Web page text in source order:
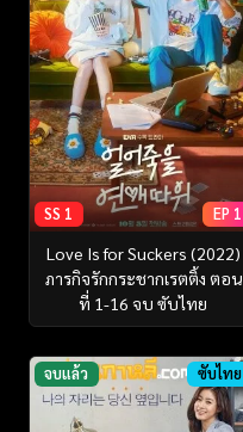
SS 1 EP 1
Love Is for Suckers (2022)
ภารกิจรักกระชากเรตติ้ง ตอน
ที่ 1-16 จบ ซับไทย
จบแล้ว ซับไทย